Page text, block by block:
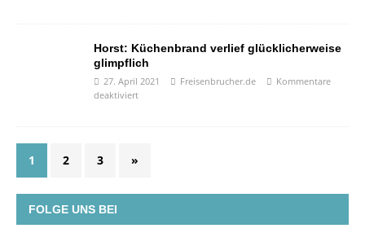
Horst: Küchenbrand verlief glücklicherweise
glimpflich
27. April 2021 Freisenbrucher.de
Kommentare
deaktiviert
1 2 3 »
FOLGE UNS BEI